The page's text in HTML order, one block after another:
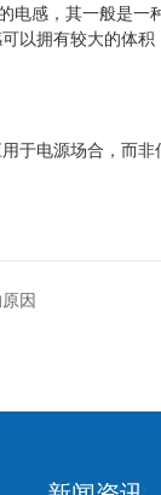
电感，其一般是
以拥有较大的体
于电源场合，而非
因